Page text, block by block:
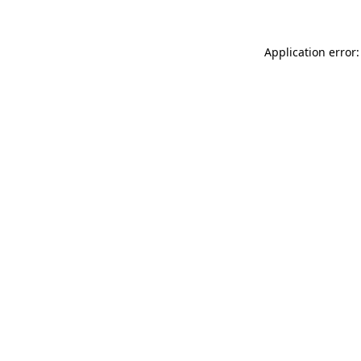
Application